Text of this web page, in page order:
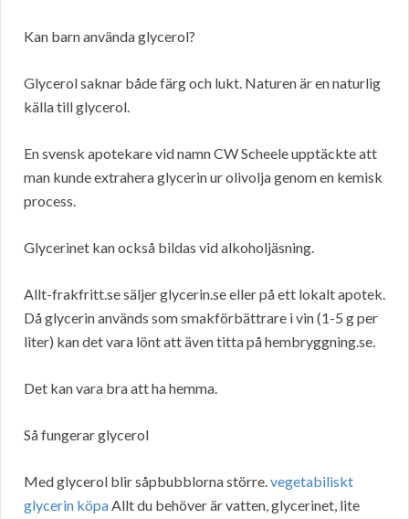
Kan barn använda glycerol?
Glycerol saknar både färg och lukt. Naturen är en naturlig
källa till glycerol.
En svensk apotekare vid namn CW Scheele upptäckte att
man kunde extrahera glycerin ur olivolja genom en kemisk
process.
Glycerinet kan också bildas vid alkoholjäsning.
Allt-frakfritt.se säljer glycerin.se eller på ett lokalt apotek.
Då glycerin används som smakförbättrare i vin (1-5 g per
liter) kan det vara lönt att även titta på hembryggning.se.
Det kan vara bra att ha hemma.
Så fungerar glycerol
Med glycerol blir såpbubblorna större.vegetabiliskt
glycerin köpaAllt du behöver är vatten, glycerinet, lite